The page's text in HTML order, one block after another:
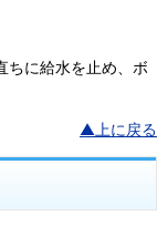
ちに給水を止め、ボ
▲上に戻る